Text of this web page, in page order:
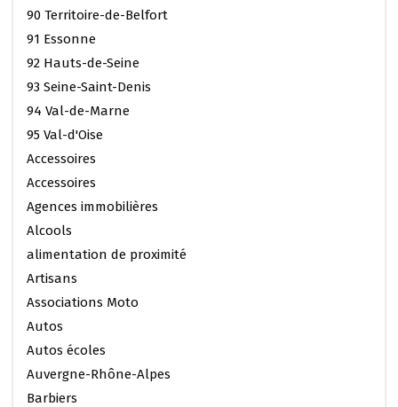
90 Territoire-de-Belfort
91 Essonne
92 Hauts-de-Seine
93 Seine-Saint-Denis
94 Val-de-Marne
95 Val-d'Oise
Accessoires
Accessoires
Agences immobilières
Alcools
alimentation de proximité
Artisans
Associations Moto
Autos
Autos écoles
Auvergne-Rhône-Alpes
Barbiers